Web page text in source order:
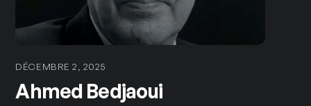
DÉCEMBRE 2, 2025
Ahmed Bedjaoui